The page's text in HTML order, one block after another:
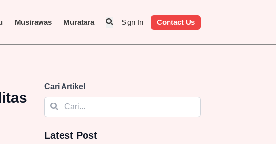
Musirawas Muratara Sign In Contact Us
Cari Artikel
Latest Post